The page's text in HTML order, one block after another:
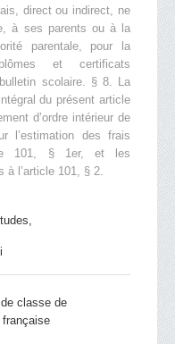
direct ou indirect, ne
à ses parents ou à la
parentale, pour la
et certificats
scolaire. § 8. La
du présent article
d’ordre intérieur de
l’estimation des frais
101, § 1er, et les
l’article 101, § 2.
classe de
française